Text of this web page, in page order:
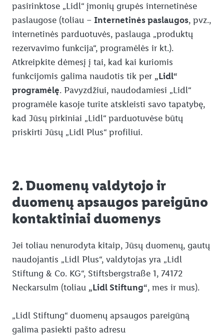
pasirinktose „Lidl“ įmonių grupės internetinėse
paslaugose (toliau – Internetinės paslaugos, pvz.,
internetinės parduotuvės, paslauga „produktų
rezervavimo funkcija“, programėlės ir kt.).
Atkreipkite dėmesį į tai, kad kai kuriomis
funkcijomis galima naudotis tik per „Lidl“
programėlę. Pavyzdžiui, naudodamiesi „Lidl“
programėle kasoje turite atskleisti savo tapatybę,
kad Jūsų pirkiniai „Lidl“ parduotuvėse būtų
priskirti Jūsų „Lidl Plus“ profiliui.
2. Duomenų valdytojo ir
duomenų apsaugos pareigūno
kontaktiniai duomenys
Jei toliau nenurodyta kitaip, Jūsų duomenų, gautų
naudojantis „Lidl Plus“, valdytojas yra „Lidl
Stiftung & Co. KG“, Stiftsbergstraße 1, 74172
Neckarsulm (toliau „Lidl Stiftung“, mes ir mus).
„Lidl Stiftung“ duomenų apsaugos pareigūną
galima pasiekti pašto adresu